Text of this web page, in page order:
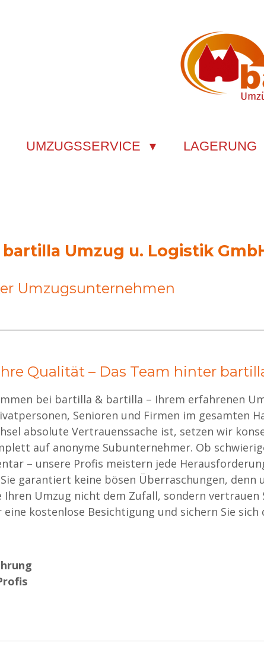
UMZUGSSERVICE LAGERUNG
Umzug u. Logistik
Umzugsunternehmen
Qualität – Das Team hinter
bei bartilla & bartilla – Ihrem erfahrenen
Senioren und Firmen im gesamten
absolute Vertrauenssache ist, setzen wir
auf anonyme Subunternehmer. Ob
– unsere Profis meistern jede
garantiert keine bösen Überraschungen,
Ihren Umzug nicht dem Zufall, sondern
eine kostenlose Besichtigung und sichern Sie